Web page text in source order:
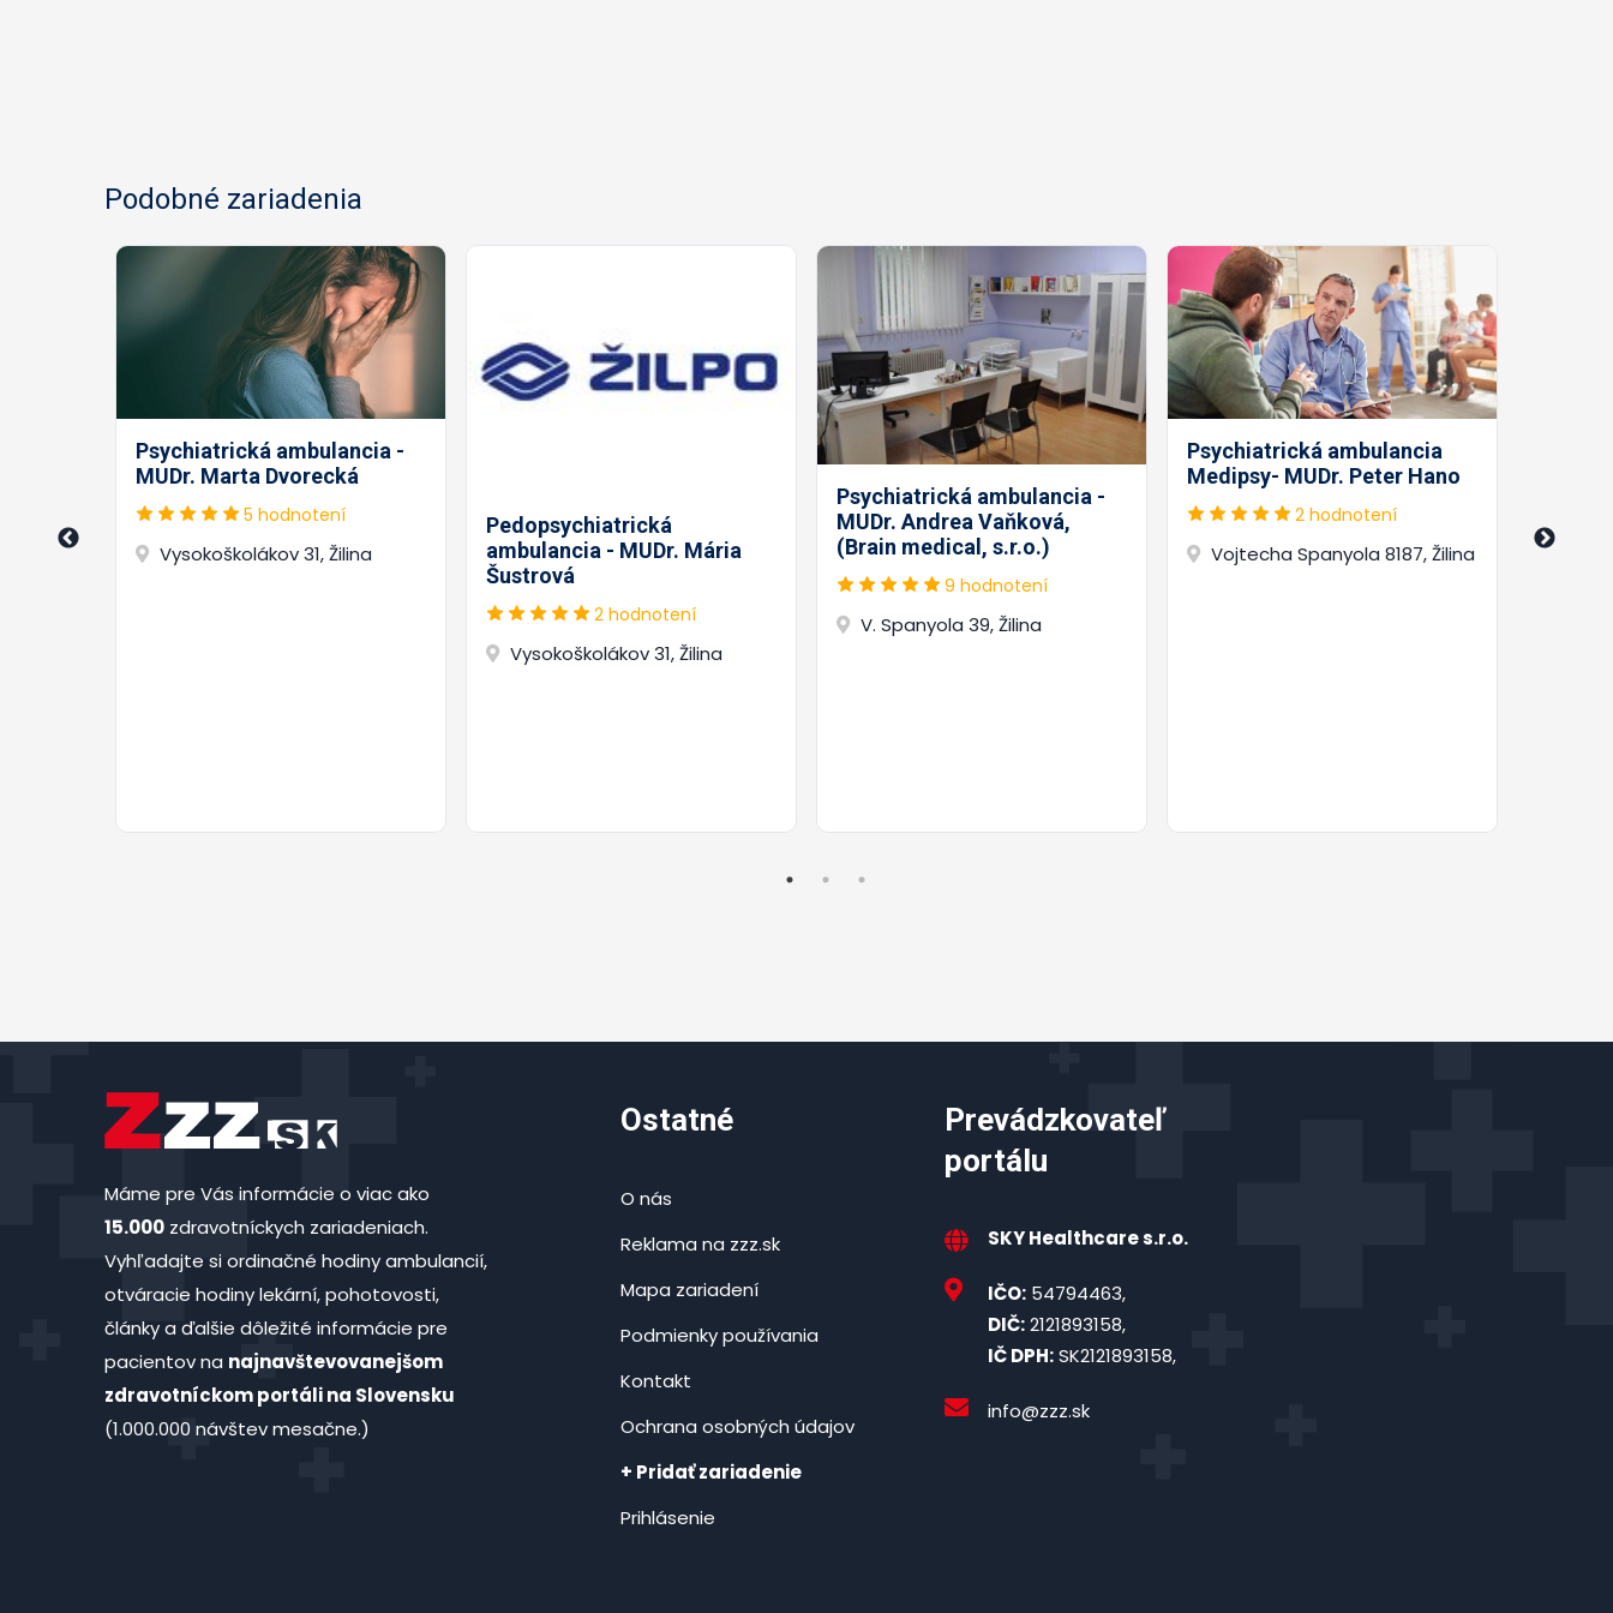
Podobné zariadenia
Psychiatrická ambulancia -
MUDr. Marta Dvorecká
5 hodnotení
Vysokoškolákov 31, Žilina
Pedopsychiatrická
ambulancia - MUDr. Mária
Šustrová
2 hodnotení
Vysokoškolákov 31, Žilina
Psychiatrická ambulancia -
MUDr. Andrea Vaňková,
(Brain medical, s.r.o.)
9 hodnotení
V. Spanyola 39, Žilina
Psychiatrická ambulancia
Medipsy- MUDr. Peter Hano
2 hodnotení
Vojtecha Spanyola 8187, Žilina
Máme pre Vás informácie o viac ako
15.000 zdravotníckych zariadeniach.
Vyhľadajte si ordinačné hodiny ambulancií,
otváracie hodiny lekární, pohotovosti,
články a ďalšie dôležité informácie pre
pacientov na najnavštevovanejšom
zdravotníckom portáli na Slovensku
(1.000.000 návštev mesačne.)
Ostatné
O nás
Reklama na zzz.sk
Mapa zariadení
Podmienky používania
Kontakt
Ochrana osobných údajov
+ Pridať zariadenie
Prihlásenie
Prevádzkovateľ
portálu
SKY Healthcare s.r.o.
IČO: 54794463,
DIČ:2121893158,
IČ DPH:SK2121893158,
info@zzz.sk